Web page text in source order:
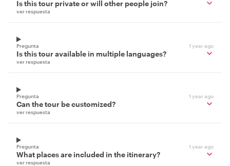
Is this tour private or will other people join?
ver respuesta
Pregunta 1 year ago
Is this tour available in multiple languages?
ver respuesta
Pregunta 1 year ago
Can the tour be customized?
ver respuesta
Pregunta 1 year ago
What places are included in the itinerary?
ver respuesta